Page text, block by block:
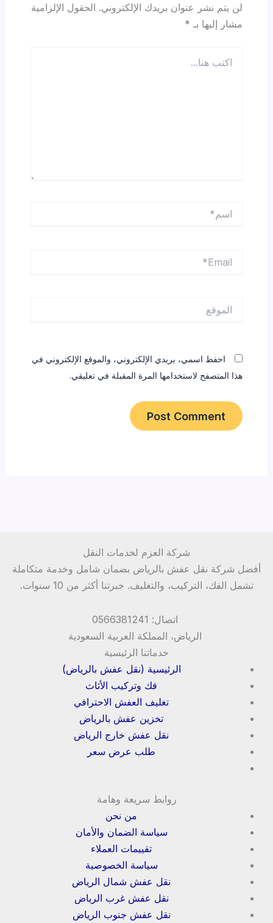
لن يتم نشر عنوان بريدك الإلكتروني. الحقول الإلزامية
مشار إليها بـ *
هنا...
احفظ اسمي، بريدي الإلكتروني، والموقع الإلكتروني في
هذا المتصفح لاستخدامها المرة المقبلة في تعليقي.
شركة العزم لخدمات النقل
أفضل شركة نقل عفش بالرياض بضمان شامل وخدمة متكاملة
تشمل الفك، التركيب، والتغليف. خبرتنا أكثر من 10 سنوات.
اتصال: 0566381241
الرياض، المملكة العربية السعودية
خدماتنا الرئيسية
الرئيسية (نقل عفش بالرياض)
فك وتركيب الأثاث
تغليف العفش الاحترافي
تخزين عفش بالرياض
نقل عفش خارج الرياض
طلب عرض سعر
روابط سريعة وهامة
من نحن
سياسة الضمان والأمان
تقييمات العملاء
سياسة الخصوصية
نقل عفش شمال الرياض
نقل عفش غرب الرياض
نقل عفش جنوب الرياض